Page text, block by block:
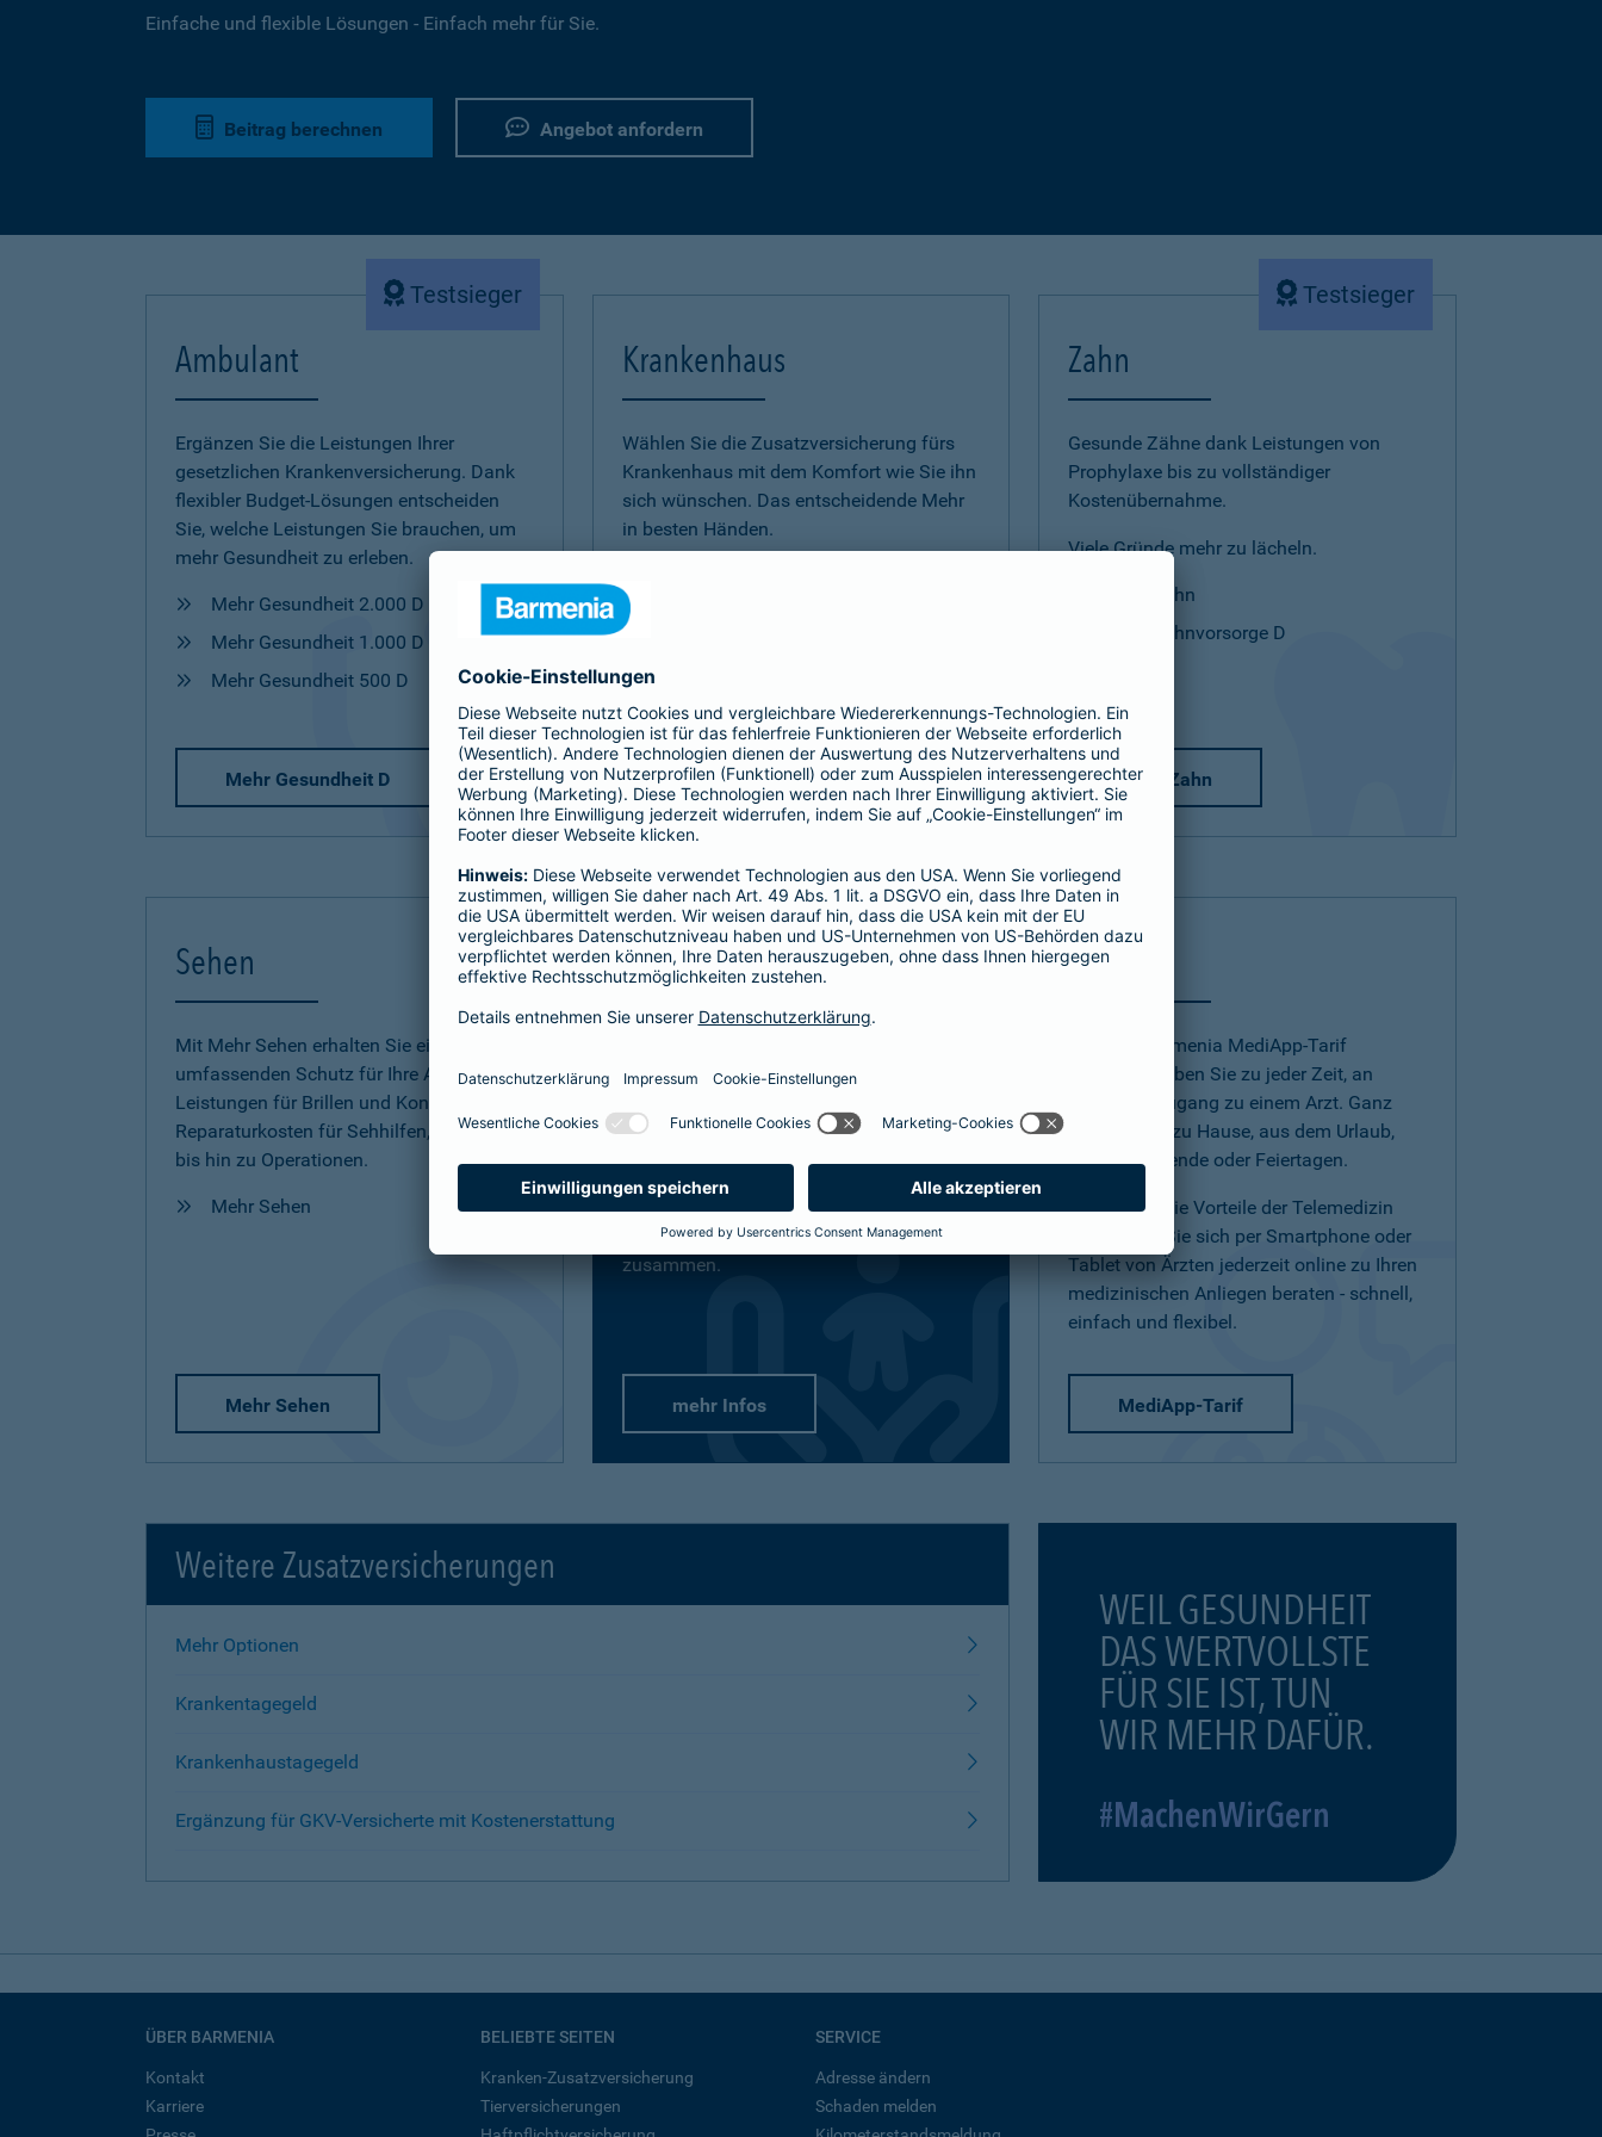
Einfache und flexible Lösungen - Einfach mehr für Sie.
Beitrag berechnen Angebot anfordern
Testsieger
Ambulant
Ergänzen Sie die Leistungen Ihrer
gesetzlichen Krankenversicherung. Dank
flexibler Budget-Lösungen entscheiden
Sie, welche Leistungen Sie brauchen, um
mehr Gesundheit zu erleben.
Mehr Gesundheit 2.000 D
Mehr Gesundheit 1.000 D
Mehr Gesundheit 500 D
Mehr Gesundheit D
Krankenhaus
Wählen Sie die Zusatzversicherung fürs
Krankenhaus mit dem Komfort wie Sie ihn
sich wünschen. Das entscheidende Mehr
in besten Händen.
Mehr Komfort
Testsieger
Zahn
Gesunde Zähne dank Leistungen von
Prophylaxe bis zu vollständiger
Kostenübernahme.
Viele Gründe mehr zu lächeln.
Mehr Zahn
Mehr Zahnvorsorge D
Mehr Zahn
Sehen
Mit Mehr Sehen erhalten Sie einen
umfassenden Schutz für Ihre Augen inkl.
Leistungen für Brillen und Kontaktlinsen,
Reparaturkosten für Sehhilfen, Vorsorge
bis hin zu Operationen.
Mehr Sehen
Mehr Sehen
Versicherungen für Kinder
definitiv den bestmöglichen Schutz
vielfältig und flexibel.
Passend-für-Kinder-Schutz
: Wählen Sie
aus unseren empfohlenen Paketen oder
stellen Sie sich gezielt die Produkte
zusammen.
mehr Infos
Telearzt
Mit dem Barmenia MediApp-Tarif
(Telearzt) haben Sie zu jeder Zeit, an
jedem Ort Zugang zu einem Arzt. Ganz
einfach von zu Hause, aus dem Urlaub,
am Wochenende oder Feiertagen.
Nutzen Sie die Vorteile der Telemedizin
und lassen Sie sich per Smartphone oder
Tablet von Ärzten jederzeit online zu Ihren
medizinischen Anliegen beraten - schnell,
einfach und flexibel.
MediApp-Tarif
Weitere Zusatzversicherungen
Mehr Optionen
Krankentagegeld
Krankenhaustagegeld
Ergänzung für GKV-Versicherte mit Kostenerstattung
WEIL GESUNDHEIT
DAS WERTVOLLSTE
FÜR SIE IST, TUN
WIR MEHR DAFÜR.
#MachenWirGern
ÜBER BARMENIA
Kontakt
Karriere
BELIEBTE SEITEN
Kranken-Zusatzversicherung
Tierversicherungen
SERVICE
Adresse ändern
Schaden melden